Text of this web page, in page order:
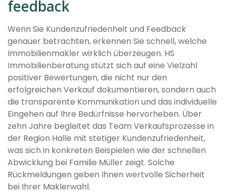
feedback
Wenn Sie Kundenzufriedenheit und Feedback
genauer betrachten, erkennen Sie schnell, welche
Immobilienmakler wirklich überzeugen. HS
Immobilienberatung stützt sich auf eine Vielzahl
positiver Bewertungen, die nicht nur den
erfolgreichen Verkauf dokumentieren, sondern auch
die transparente Kommunikation und das individuelle
Eingehen auf Ihre Bedürfnisse hervorheben. Über
zehn Jahre begleitet das Team Verkaufsprozesse in
der Region Halle mit stetiger Kundenzufriedenheit,
was sich in konkreten Beispielen wie der schnellen
Abwicklung bei Familie Müller zeigt. Solche
Rückmeldungen geben Ihnen wertvolle Sicherheit
bei Ihrer Maklerwahl.